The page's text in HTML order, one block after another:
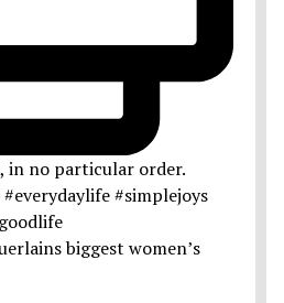
biggest women’s